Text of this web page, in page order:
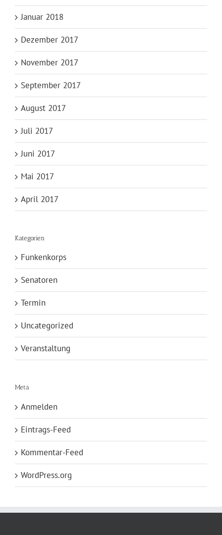
Januar 2018
Dezember 2017
November 2017
September 2017
August 2017
Juli 2017
Juni 2017
Mai 2017
April 2017
Kategorien
Funkenkorps
Senatoren
Termin
Uncategorized
Veranstaltung
Meta
Anmelden
Eintrags-Feed
Kommentar-Feed
WordPress.org